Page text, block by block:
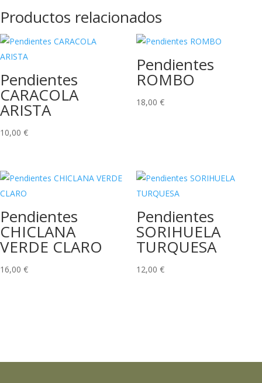
Productos relacionados
Pendientes
CARACOLA
ARISTA
10,00 €
Pendientes
ROMBO
18,00 €
Pendientes
CHICLANA
VERDE CLARO
16,00 €
Pendientes
SORIHUELA
TURQUESA
12,00 €